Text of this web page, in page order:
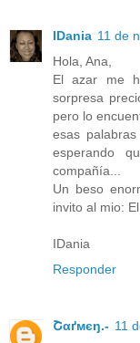
IDania 11 de
Hola, Ana,
El azar me
sorpresa
pero lo
esas
esperando
compañía...
Un beso
invito al mio:
IDania
Responder
Շαґмєŋ.- 11